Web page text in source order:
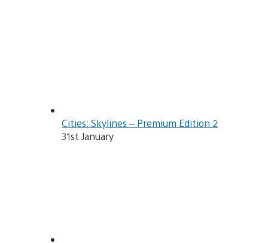
Cities: Skylines – Premium Edition 2
31st January